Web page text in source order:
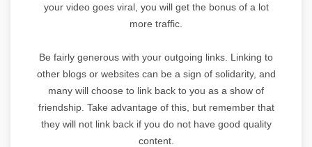
your video goes viral, you will get the bonus of a lot
more traffic.
Be fairly generous with your outgoing links. Linking to
other blogs or websites can be a sign of solidarity, and
many will choose to link back to you as a show of
friendship. Take advantage of this, but remember that
they will not link back if you do not have good quality
content.